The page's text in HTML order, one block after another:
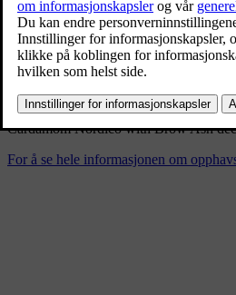
11/26/2024
Bokmerke
Del
Last ned
Cardamom Nordico with Brow Ash
For å se hele informasjonen om